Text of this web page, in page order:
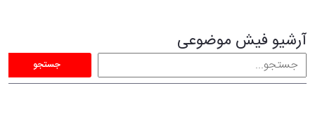
آرشیو فیش موضوعی
جستجو